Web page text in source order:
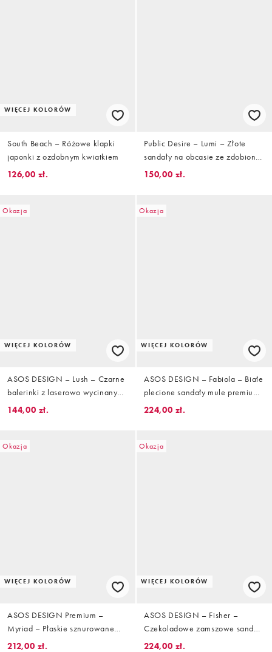
WIĘCEJ KOLORÓW
South Beach – Różowe klapki
japonki z ozdobnym kwiatkiem
126,00 zł.
Public Desire – Lumi – Złote
sandały na obcasie ze zdobioną
rozgwiazdą
150,00 zł.
Okazja
WIĘCEJ KOLORÓW
ASOS DESIGN – Lush – Czarne
balerinki z laserowo wycinanym
wzorem
144,00 zł.
Okazja
WIĘCEJ KOLORÓW
ASOS DESIGN – Fabiola – Białe
plecione sandały mule premium
ze skóry
224,00 zł.
Okazja
WIĘCEJ KOLORÓW
ASOS DESIGN Premium –
Myriad – Płaskie sznurowane
buty ze skóry w kolorze złamanej
212,00 zł.
Okazja
WIĘCEJ KOLORÓW
ASOS DESIGN – Fisher –
Czekoladowe zamszowe sandały
japonki premium z przelotkami
224,00 zł.